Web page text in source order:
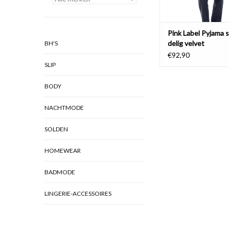
BH'S
SLIP
BODY
NACHTMODE
SOLDEN
HOMEWEAR
BADMODE
LINGERIE-ACCESSOIRES
Pink Label Pyjama
delig velvet
€92,90